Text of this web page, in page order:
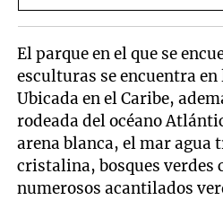
El parque en el que se
esculturas se encuentra en
Ubicada en el Caribe,
rodeada del océano
arena blanca, el mar agua
cristalina, bosques verdes
numerosos acantilados